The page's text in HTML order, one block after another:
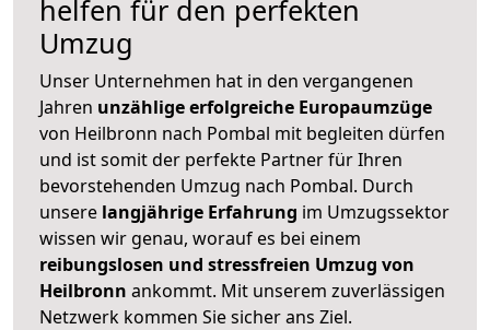
helfen für den perfekten
Umzug
Unser Unternehmen hat in den vergangenen
Jahren unzählige erfolgreiche Europaumzüge
von Heilbronn nach Pombal mit begleiten dürfen
und ist somit der perfekte Partner für Ihren
bevorstehenden Umzug nach Pombal. Durch
unsere langjährige Erfahrung im Umzugssektor
wissen wir genau, worauf es bei einem
reibungslosen und stressfreien Umzug von
Heilbronn ankommt. Mit unserem zuverlässigen
Netzwerk kommen Sie sicher ans Ziel.